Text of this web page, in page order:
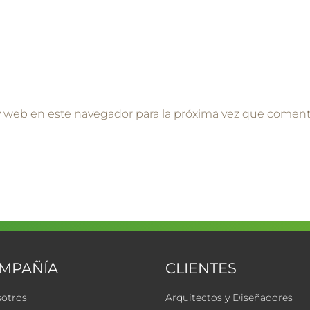
en este navegador para la próxima vez que
CLIENTES
Arquitectos y Diseñadores